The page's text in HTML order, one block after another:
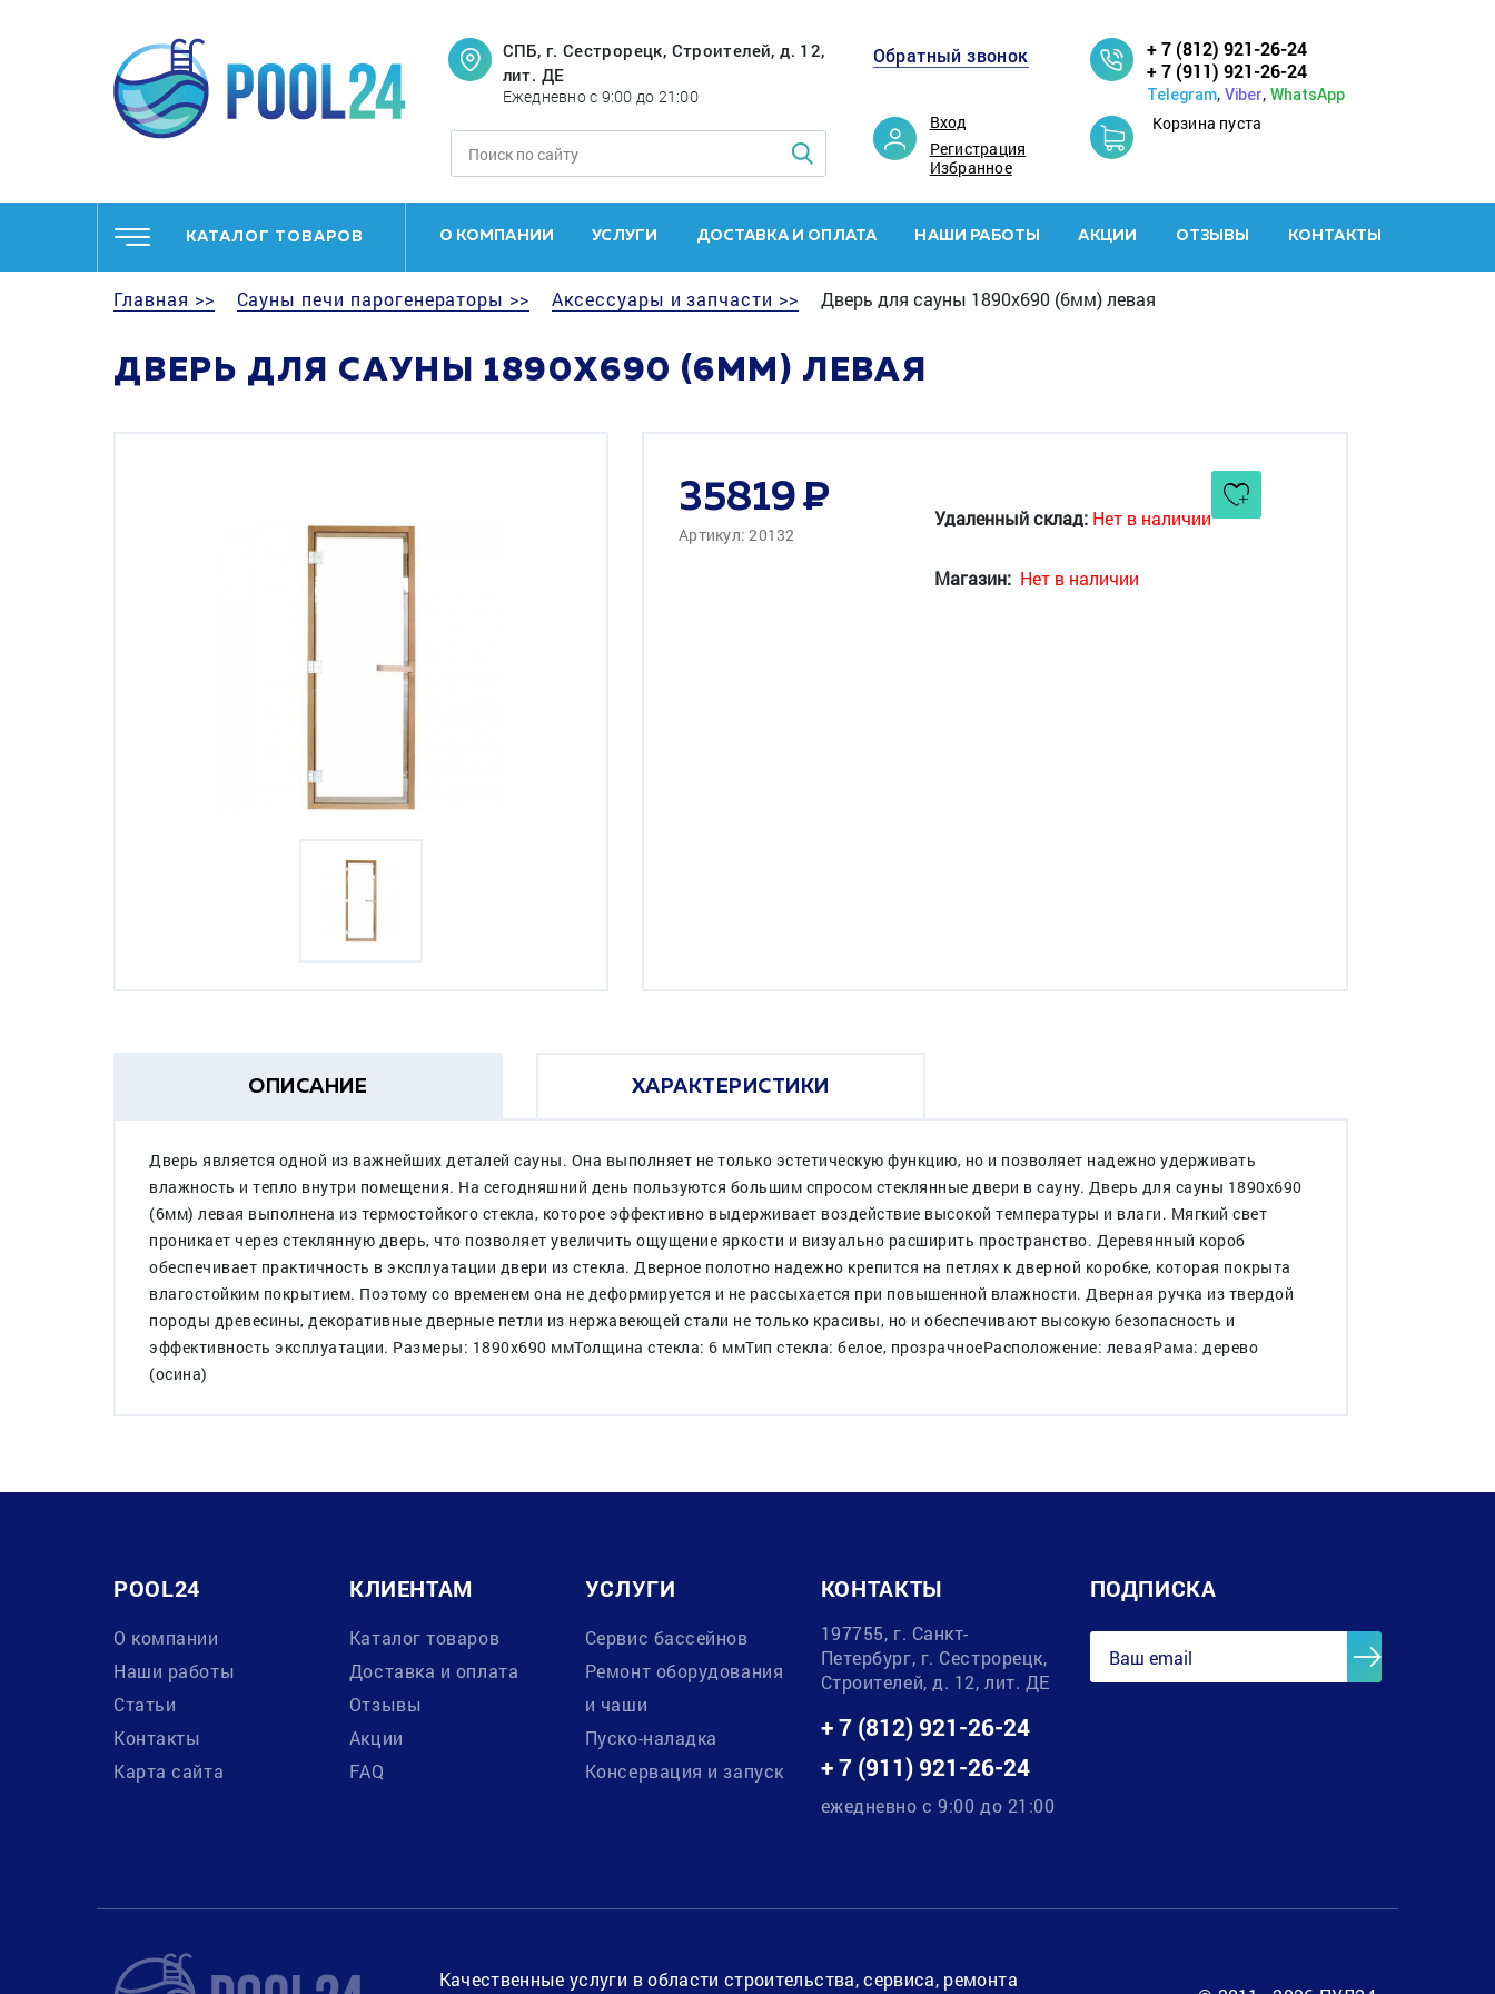
СПБ, г. Сестрорецк, Строителей, д. 12,
лит. ДЕ
Ежедневно с 9:00 до 21:00
Обратный звонок
Вход
Регистрация
Избранное
+ 7 (812) 921-26-24
+ 7 (911) 921-26-24
Telegram, Viber, WhatsApp
Корзина пуста
КАТАЛОГ ТОВАРОВ О КОМПАНИИ УСЛУГИ ДОСТАВКА И ОПЛАТА НАШИ РАБОТЫ АКЦИИ ОТЗЫВЫ КОНТАКТЫ
Главная >> Сауны печи парогенераторы >> Аксессуары и запчасти >> Дверь для сауны 1890х690 (6мм) левая
ДВЕРЬ ДЛЯ САУНЫ 1890Х690 (6ММ) ЛЕВАЯ
35819
Артикул: 20132
Удаленный склад: Нет в наличии
Магазин: Нет в наличии
ОПИСАНИЕ ХАРАКТЕРИСТИКИ
Дверь является одной из важнейших деталей сауны. Она выполняет не только эстетическую функцию, но и позволяет надежно удерживать
влажность и тепло внутри помещения. На сегодняшний день пользуются большим спросом стеклянные двери в сауну. Дверь для сауны 1890х690
(6мм) левая выполнена из термостойкого стекла, которое эффективно выдерживает воздействие высокой температуры и влаги. Мягкий свет
проникает через стеклянную дверь, что позволяет увеличить ощущение яркости и визуально расширить пространство. Деревянный короб
обеспечивает практичность в эксплуатации двери из стекла. Дверное полотно надежно крепится на петлях к дверной коробке, которая покрыта
влагостойким покрытием. Поэтому со временем она не деформируется и не рассыхается при повышенной влажности. Дверная ручка из твердой
породы древесины, декоративные дверные петли из нержавеющей стали не только красивы, но и обеспечивают высокую безопасность и
эффективность эксплуатации. Размеры: 1890х690 ммТолщина стекла: 6 ммТип стекла: белое, прозрачноеРасположение: леваяРама: дерево
(осина)
POOL24
О компании
Наши работы
Статьи
Контакты
Карта сайта
КЛИЕНТАМ
Каталог товаров
Доставка и оплата
Отзывы
Акции
FAQ
УСЛУГИ
Сервис бассейнов
Ремонт оборудования
и чаши
Пуско-наладка
Консервация и запуск
КОНТАКТЫ
197755, г. Санкт-
Петербург, г. Сестрорецк,
Строителей, д. 12, лит. ДЕ
+ 7 (812) 921-26-24
+ 7 (911) 921-26-24
ежедневно с 9:00 до 21:00
ПОДПИСКА
Качественные услуги в области строительства, сервиса, ремонта